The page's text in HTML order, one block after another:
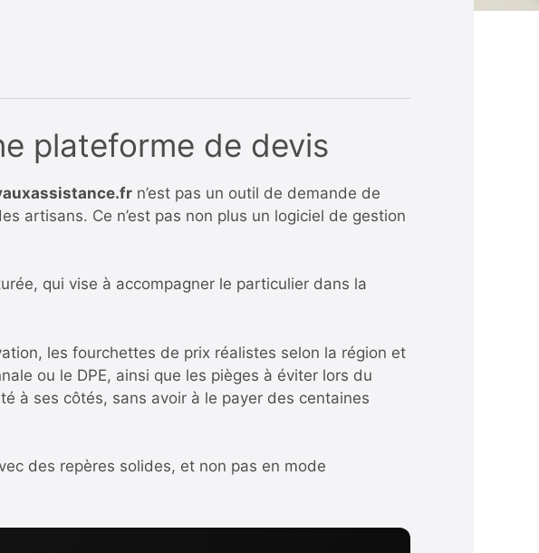
plateforme de devis
n’est pas un outil de demande de
artisans. Ce n’est pas non plus un logiciel de gestion
qui vise à accompagner le particulier dans la
les fourchettes de prix réalistes selon la région et
ou le DPE, ainsi que les pièges à éviter lors du
à ses côtés, sans avoir à le payer des centaines
des repères solides, et non pas en mode